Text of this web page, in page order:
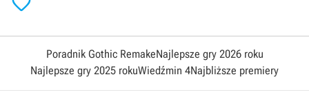
Poradnik Gothic RemakeNajlepsze gry 2026 roku
Najlepsze gry 2025 rokuWiedźmin 4Najbliższe premiery